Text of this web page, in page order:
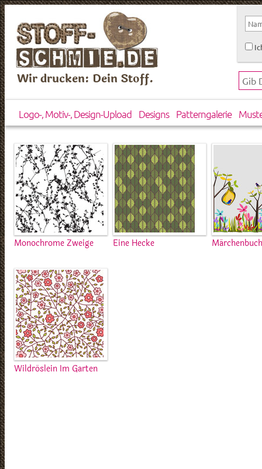
Wir drucken: Dein Stoff.
Logo-, Motiv-, Design-Upload Designs Patterngalerie
Monochrome Zweige Eine Hecke
Wildröslein Im Garten